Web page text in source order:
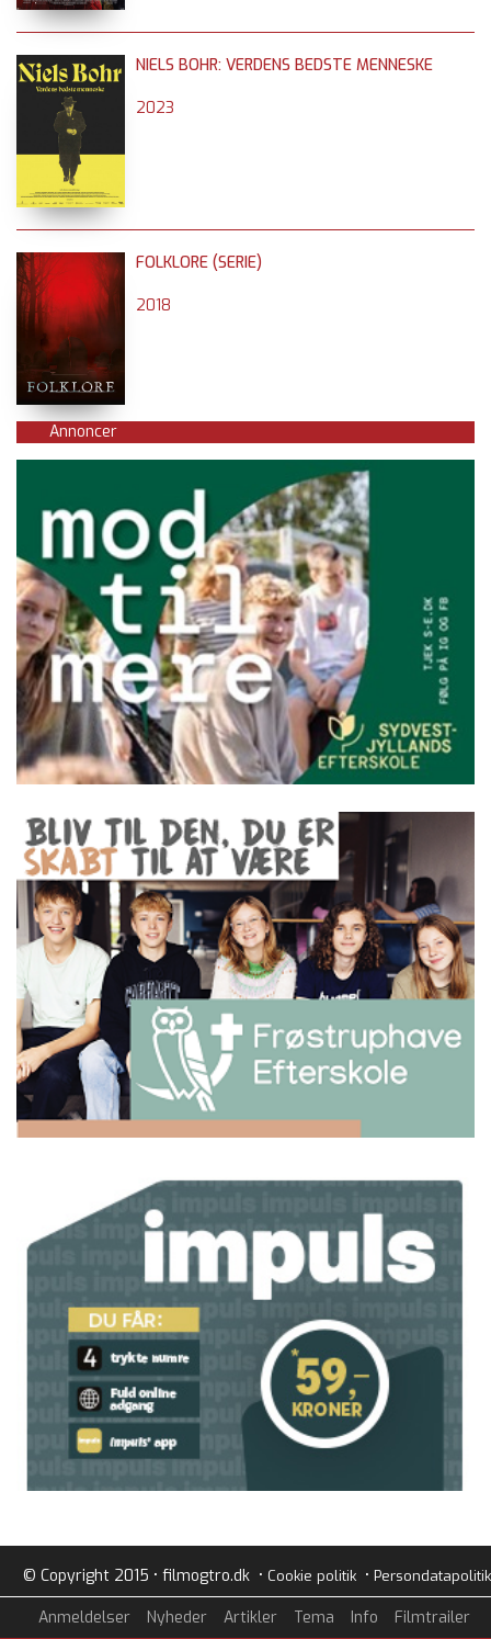
NIELS BOHR: VERDENS BEDSTE MENNESKE
2023
FOLKLORE (SERIE)
2018
Annoncer
© Copyright 2015 • filmogtro.dk • Cookie politik• Persondatapolitik
Anmeldelser Nyheder Artikler Tema Info Filmtrailer